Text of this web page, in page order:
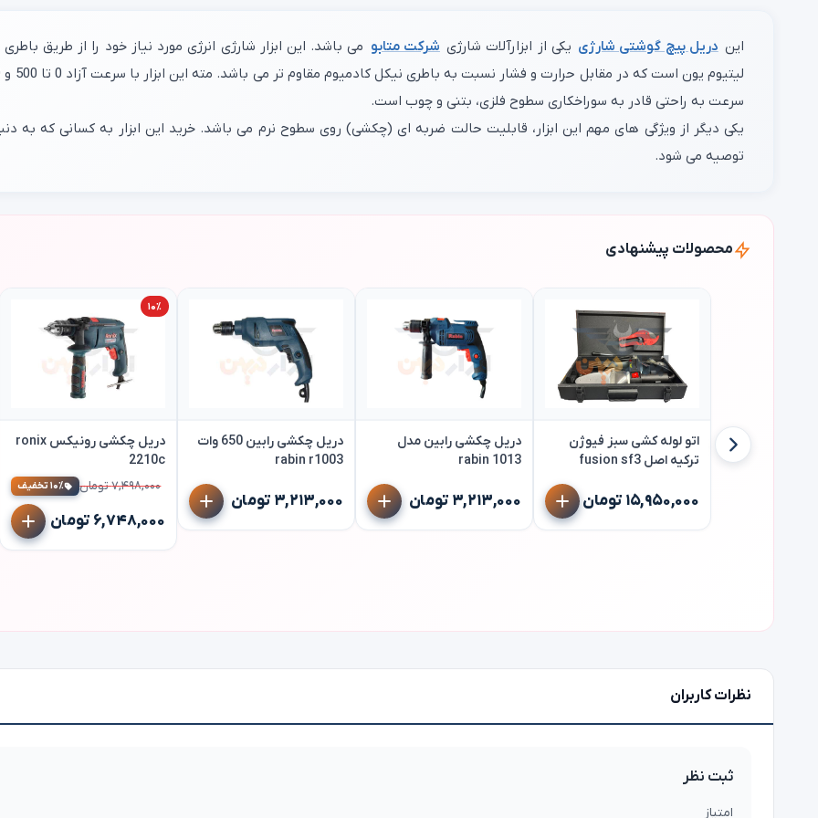
این دریل پیچ گوشتی شارژی یکی از ابزارآلات شارژی شرکت متابو می باشد. این ابزار شارژی انرژی مورد نیاز خود را از طریق
سرعت به راحتی قادر به سوراخکاری سطوح فلزی، بتنی و چوب است.
یکی دیگر از ویژگی های مهم این ابزار، قابلیت حالت ضربه ای (چکشی) روی سطوح نرم می باشد. خرید این ابزار به کسانی که
توصیه می شود.
محصولات پیشنهادی
اتو لوله کشی سبز فیوژن
ترکیه اصل fusion sf3
۱۵,۹۵۰,۰۰۰ تومان
دریل چکشی رابین مدل
rabin 1013
۳,۲۱۳,۰۰۰ تومان
دریل چکشی رابین 650 وات
rabin r1003
۳,۲۱۳,۰۰۰ تومان
۱۰٪
دریل چکشی رونیکس ronix
2210c
۷,۴۹۸,۰۰۰ تومان ۱۰٪ تخفیف
۶,۷۴۸,۰۰۰ تومان
نظرات کاربران
ثبت نظر
امتیاز